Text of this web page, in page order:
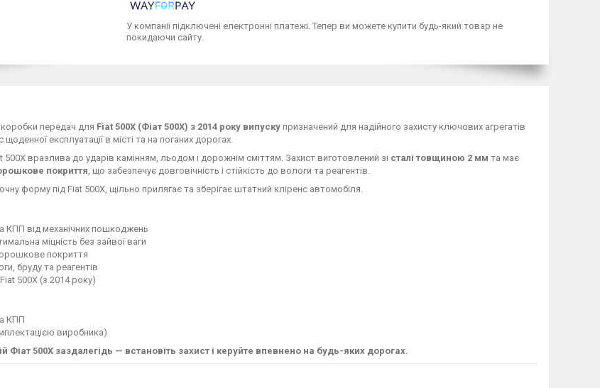
У компанії підключені електронні платежі. Тепер ви можете купити будь-який товар не
покидаючи сайту.
коробки передач для Fiat 500X (Фіат 500Х) з 2014 року випуску призначений для надійного захисту ключових агрегатів
щоденної експлуатації в місті та на поганих дорогах.
вразлива до ударів камінням, льодом і дорожнім сміттям. Захист виготовлений зі сталі товщиною 2 мм та має
покриття , що забезпечує довговічність і стійкість до вологи та реагентів.
форму під Fiat 500X, щільно прилягає та зберігає штатний кліренс автомобіля.
КПП від механічних пошкоджень
міцність без зайвої ваги
покриття
бруду та реагентів
500X (з 2014 року)
КПП
виробника)
Фіат 500Х заздалегідь — встановіть захист і керуйте впевнено на будь-яких дорогах.